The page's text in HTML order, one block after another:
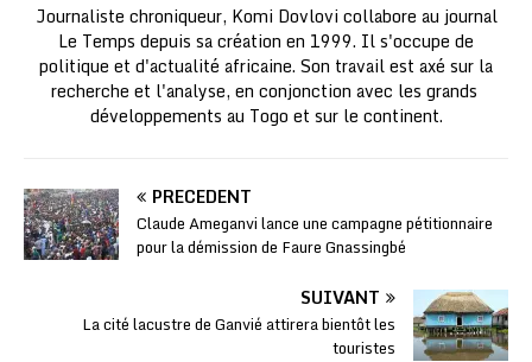
Journaliste chroniqueur, Komi Dovlovi collabore au journal
Le Temps depuis sa création en 1999. Il s'occupe de
politique et d'actualité africaine. Son travail est axé sur la
recherche et l'analyse, en conjonction avec les grands
développements au Togo et sur le continent.
PRÉCÉDENT
Claude Ameganvi lance une campagne pétitionnaire
pour la démission de Faure Gnassingbé
SUIVANT
La cité lacustre de Ganvié attirera bientôt les
touristes